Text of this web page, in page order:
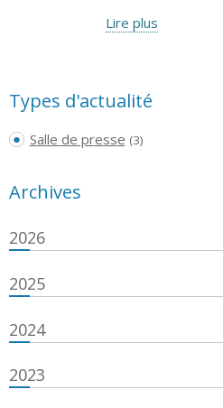
Lire plus
Types d'actualité
Salle de presse (3)
Archives
2026
2025
2024
2023